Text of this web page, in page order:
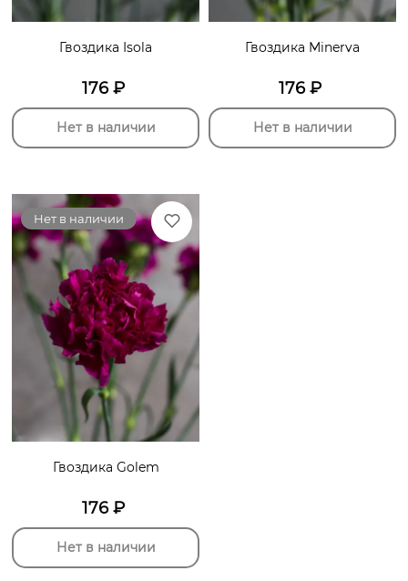
Гвоздика Isola
176₽
Нет в наличии
Гвоздика Minerva
176₽
Нет в наличии
Нет в наличии
Гвоздика Golem
176₽
Нет в наличии